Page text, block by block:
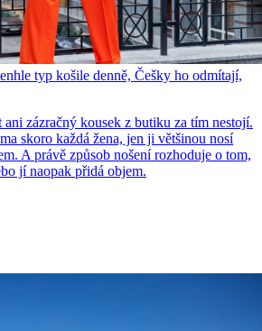
typ košile denně, Češky ho odmítají,
ani zázračný kousek z butiku za tím nestojí.
skoro každá žena, jen ji většinou nosí
A právě způsob nošení rozhoduje o tom,
jí naopak přidá objem.